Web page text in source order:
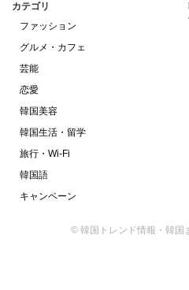
カテゴリ
ファッション
グルメ・カフェ
芸能
恋愛
韓国美容
韓国生活・留学
旅行・Wi-Fi
韓国語
キャンペーン
© 韓国トレンド情報・韓